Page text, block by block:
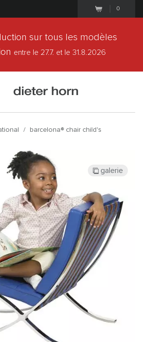
0
sur tous les modèles
entre le 27.7. et le 31.8.2026
/ barcelona® chair child's
galerie